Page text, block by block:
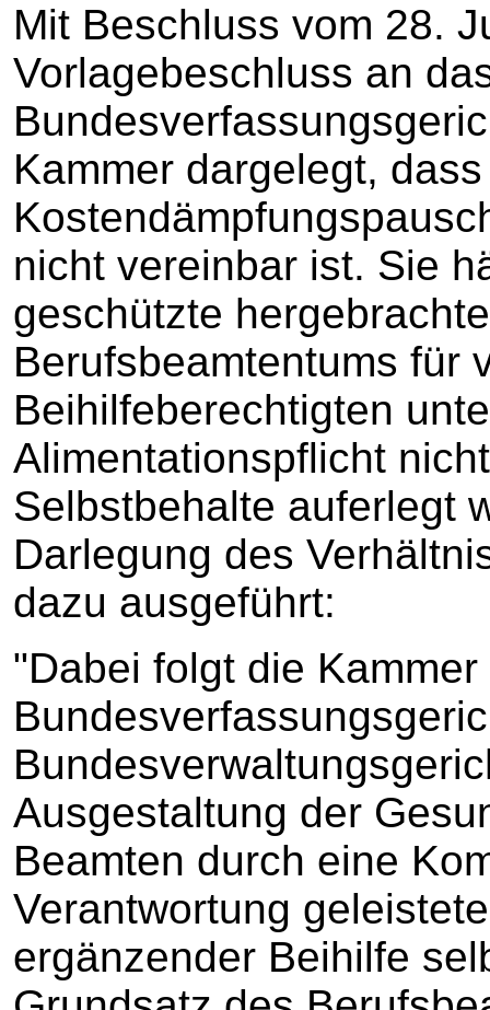
Mit Beschluss vom 28.
Vorlagebeschluss an
Kammer dargelegt,
nicht vereinbar ist. Sie
geschützte
Berufsbeamtentums für
Beihilfeberechtigten
Alimentationspflicht
Selbstbehalte auferlegt
Darlegung des
dazu ausgeführt:
"Dabei folgt die
Ausgestaltung der
Beamten durch eine
Verantwortung
ergänzender Beihilfe